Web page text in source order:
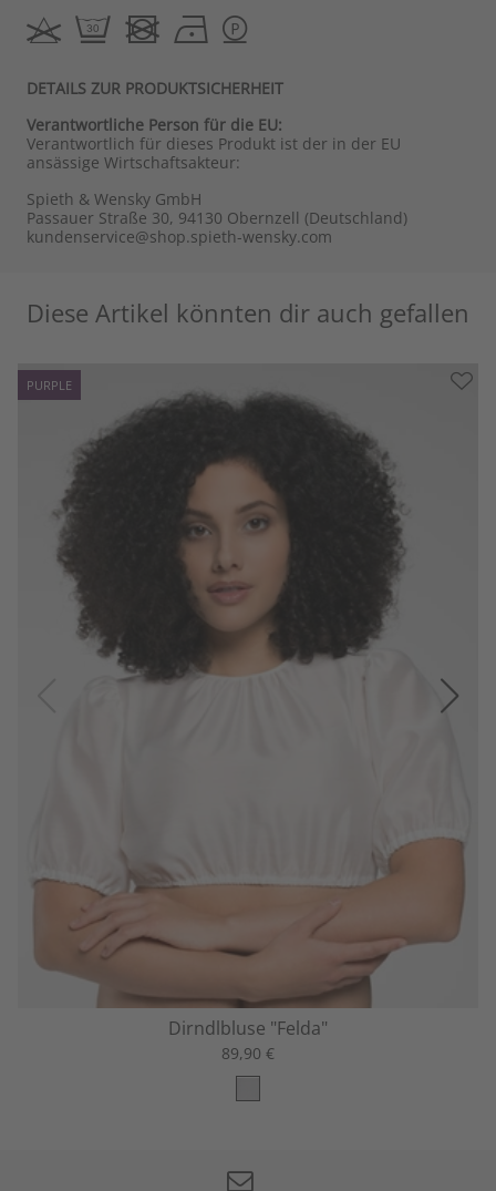
DETAILS ZUR PRODUKTSICHERHEIT
Verantwortliche Person für die EU:
Verantwortlich für dieses Produkt ist der in der EU
ansässige Wirtschaftsakteur:
Spieth & Wensky GmbH
Passauer Straße 30, 94130 Obernzell (Deutschland)
kundenservice@shop.spieth-wensky.com
Diese Artikel könnten dir auch gefallen
PURPLE
Dirndlbluse "Felda"
89,90 €